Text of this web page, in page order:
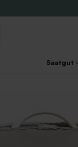
Saatgut